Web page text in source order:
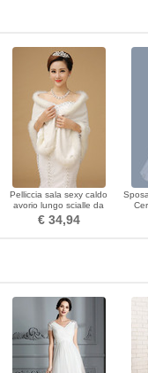
Pelliccia sala sexy caldo
avorio lungo scialle da
sposa
€ 34,94